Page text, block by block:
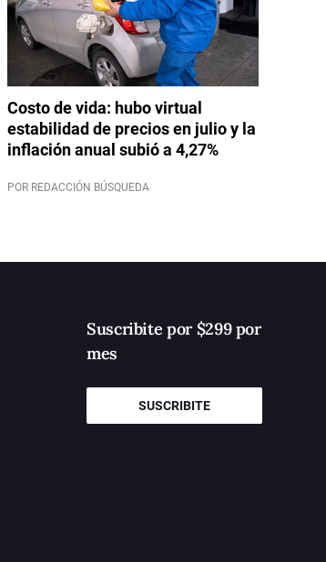
Costo de vida: hubo virtual
estabilidad de precios en julio y la
inflación anual subió a 4,27%
POR REDACCIÓN BÚSQUEDA
Suscribite por $299 por
mes
SUSCRIBITE